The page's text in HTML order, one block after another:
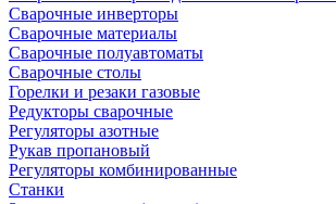
Сварочные инверторы
Сварочные материалы
Сварочные полуавтоматы
Сварочные столы
Горелки и резаки газовые
Редукторы сварочные
Регуляторы азотные
Рукав пропановый
Регуляторы комбинированные
Станки